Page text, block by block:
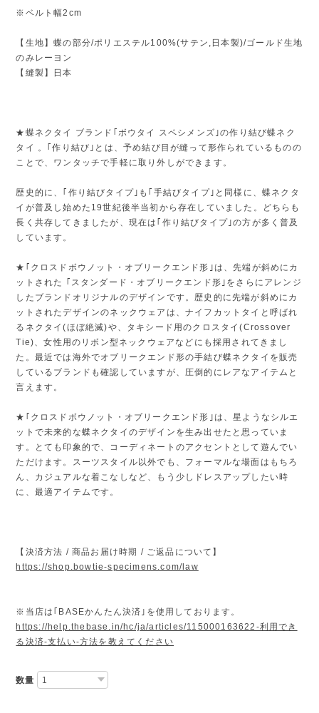
※ベルト幅2cm
【生地】蝶の部分/ポリエステル100%(サテン,日本製)/ゴールド生地
のみレーヨン
【縫製】日本
★蝶ネクタイ ブランド｢ボウタイ スペシメンズ｣の作り結び蝶ネク
タイ 。｢作り結び｣とは、予め結び目が縫って形作られているものの
ことで、ワンタッチで手軽に取り外しができます。
歴史的に、｢作り結びタイプ｣も｢手結びタイプ｣と同様に、蝶ネクタ
イが普及し始めた19世紀後半当初から存在していました。どちらも
長く共存してきましたが、現在は｢作り結びタイプ｣の方が多く普及
しています。
★｢クロスドボウノット・オブリークエンド形｣は、先端が斜めにカ
ットされた ｢スタンダード・オブリークエンド形｣をさらにアレンジ
したブランドオリジナルのデザインです。歴史的に先端が斜めにカ
ットされたデザインのネックウェアは、ナイフカットタイと呼ばれ
るネクタイ(ほぼ絶滅)や、タキシード用のクロスタイ(Crossover
Tie)、女性用のリボン型ネックウェアなどにも採用されてきまし
た。最近では海外でオブリークエンド形の手結び蝶ネクタイを販売
しているブランドも確認していますが、圧倒的にレアなアイテムと
言えます。
★｢クロスドボウノット・オブリークエンド形｣は、星ようなシルエ
ットで未来的な蝶ネクタイのデザインを生み出せたと思っていま
す。とても印象的で、コーディネートのアクセントとして遊んでい
ただけます。スーツスタイル以外でも、フォーマルな場面はもちろ
ん、カジュアルな着こなしなど、もう少しドレスアップしたい時
に、最適アイテムです。
【決済方法 / 商品お届け時期 / ご返品について】
https://shop.bowtie-specimens.com/law
※当店は｢BASEかんたん決済｣を使用しております。
https://help.thebase.in/hc/ja/articles/115000163622-利用でき
る決済-支払い-方法を教えてください
数量